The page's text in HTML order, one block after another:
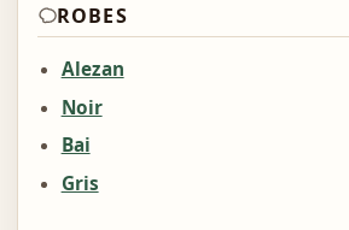
ROBES
Alezan
Noir
Bai
Gris